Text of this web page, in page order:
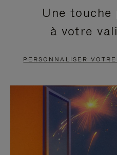
EN
PAUSE,
APPUYEZ
POUR
METTRE
VIDÉO
EST
POUR
LE
Une touche
à votre
PERSONNALISER